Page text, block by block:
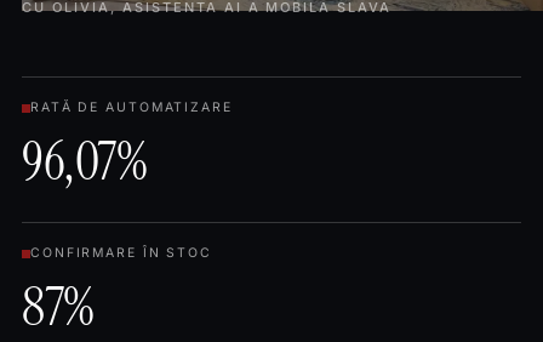
CU OLIVIA, ASISTENTA AI A MOBILA SLAVA
RATĂ DE AUTOMATIZARE
96,07%
CONFIRMARE ÎN STOC
87%